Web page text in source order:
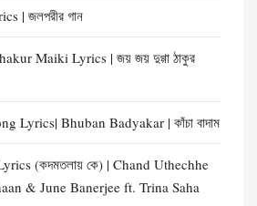
| জলপরীর গান
Maiki Lyrics | জয় জয় দুগ্গা ঠাকুর
Lyrics| Bhuban Badyakar | কাঁচা বাদাম
(কদমতলায় কে) | Chand Uthechhe
& June Banerjee ft. Trina Saha